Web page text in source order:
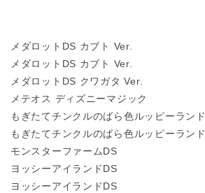
メダロットDS カブト Ver.
メダロットDS カブト Ver.
メダロットDS クワガタ Ver.
メテオス ディズニーマジック
もぎたてチンクルのばら色ルッピーランド
もぎたてチンクルのばら色ルッピーランド
モンスターファームDS
ヨッシーアイランドDS
ヨッシーアイランドDS